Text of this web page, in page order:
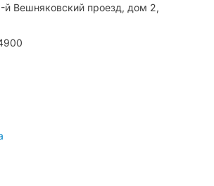
й Вешняковский проезд, дом 2,